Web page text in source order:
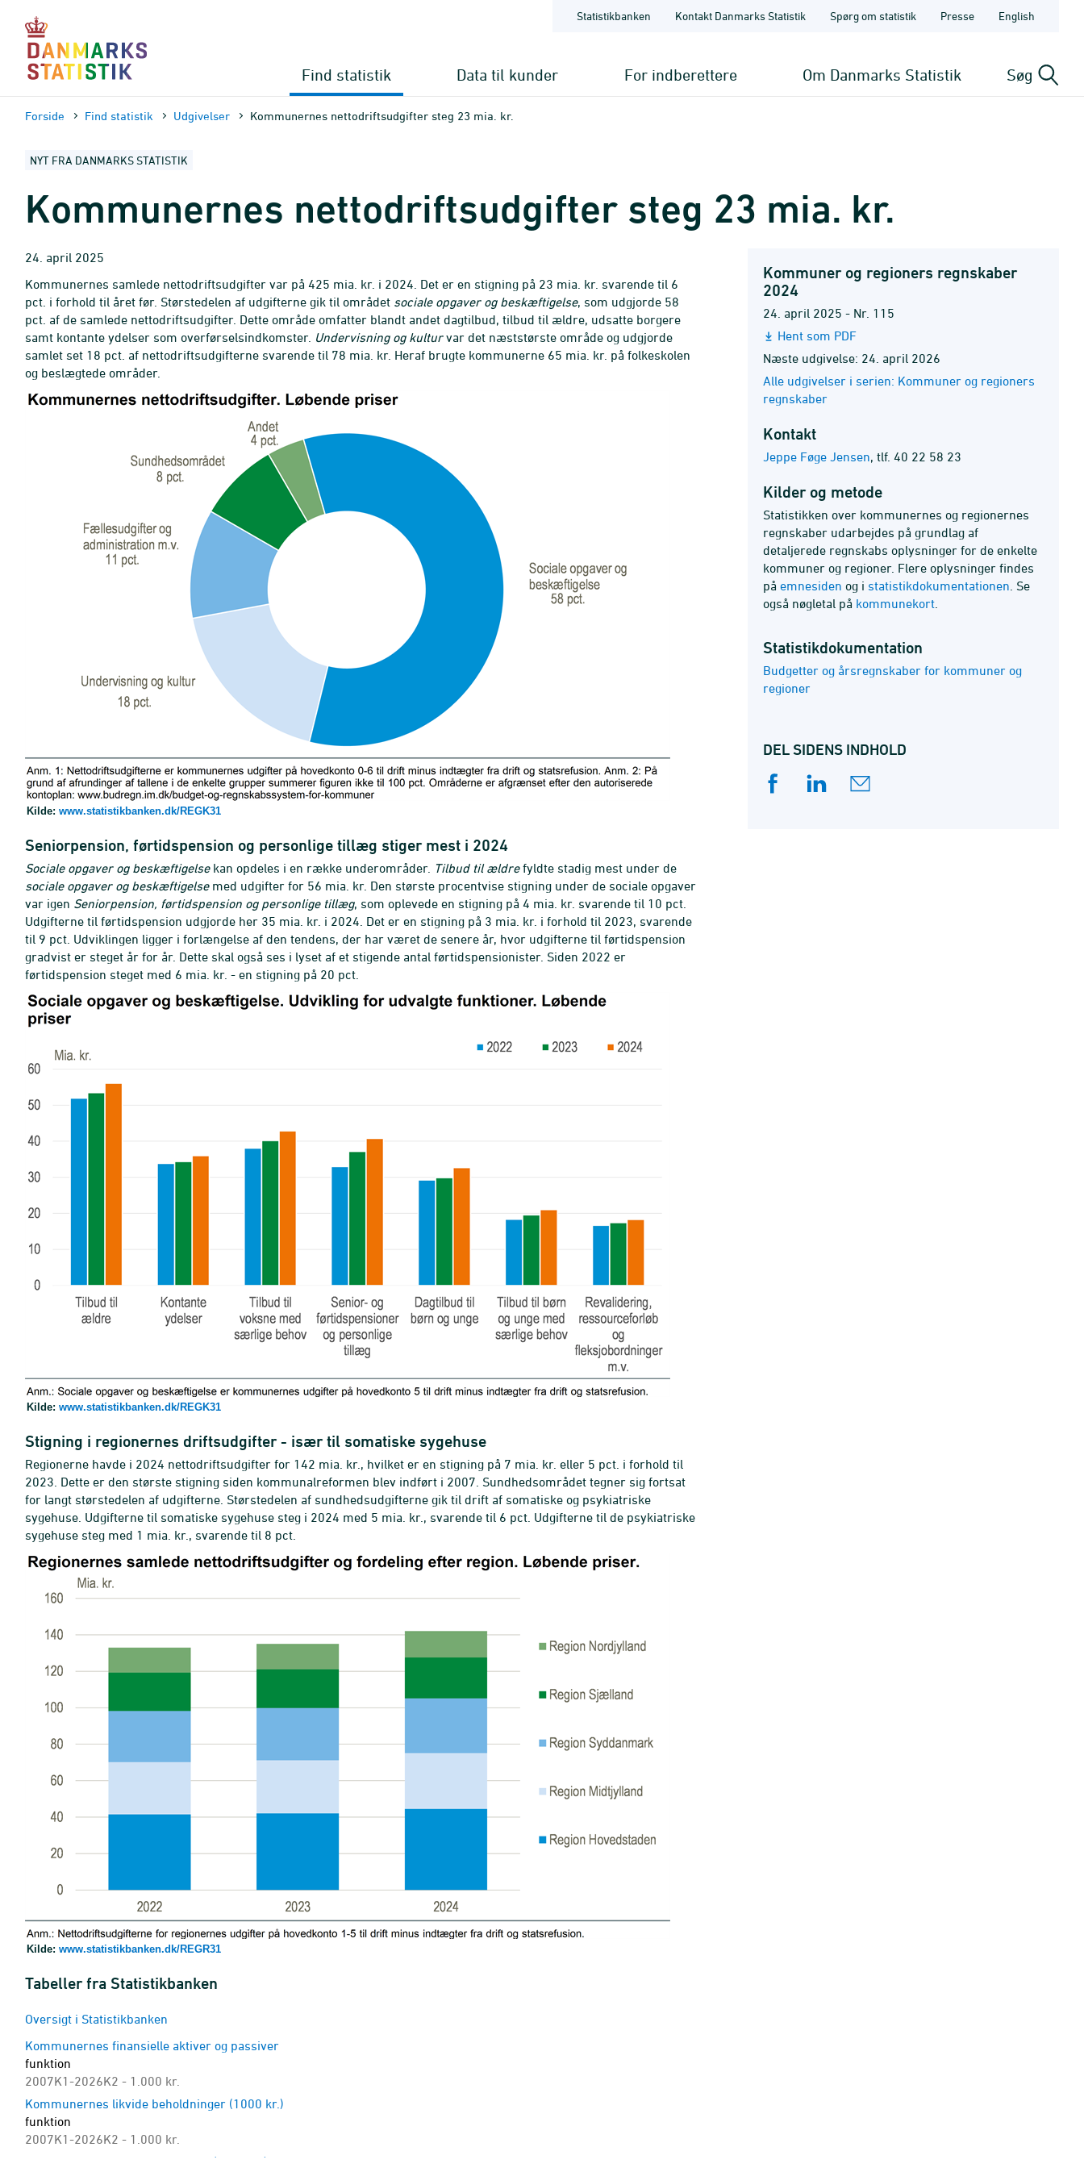
sidens
indhold
Statistikbanken Kontakt Danmarks Statistik Spørg om statistik Presse English
Find statistik Data til kunder For indberettere Om Danmarks Statistik Søg
Forside Find statistik Udgivelser Kommunernes nettodriftsudgifter steg 23 mia. kr.
NYT FRA DANMARKS STATISTIK
Kommunernes nettodriftsudgifter steg 23 mia. kr.
24. april 2025
Kommunernes samlede nettodriftsudgifter var på 425 mia. kr. i 2024. Det er en stigning på 23 mia. kr. svarende til 6
pct. i forhold til året før. Størstedelen af udgifterne gik til området sociale opgaver og beskæftigelse, som udgjorde 58
pct. af de samlede nettodriftsudgifter. Dette område omfatter blandt andet dagtilbud, tilbud til ældre, udsatte borgere
samt kontante ydelser som overførselsindkomster. Undervisning og kulturvar det næststørste område og udgjorde
samlet set 18 pct. af nettodriftsudgifterne svarende til 78 mia. kr. Heraf brugte kommunerne 65 mia. kr. på folkeskolen
og beslægtede områder.
Kilde: www.statistikbanken.dk/REGK31
Seniorpension, førtidspension og personlige tillæg stiger mest i 2024
Sociale opgaver og beskæftigelsekan opdeles i en række underområder. Tilbud til ældrefyldte stadig mest under de
sociale opgaver og beskæftigelsemed udgifter for 56 mia. kr. Den største procentvise stigning under de sociale opgaver
var igen Seniorpension, førtidspension og personlige tillæg, som oplevede en stigning på 4 mia. kr. svarende til 10 pct.
Udgifterne til førtidspension udgjorde her 35 mia. kr. i 2024. Det er en stigning på 3 mia. kr. i forhold til 2023, svarende
til 9 pct. Udviklingen ligger i forlængelse af den tendens, der har været de senere år, hvor udgifterne til førtidspension
gradvist er steget år for år. Dette skal også ses i lyset af et stigende antal førtidspensionister. Siden 2022 er
førtidspension steget med 6 mia. kr. - en stigning på 20 pct.
Kilde: www.statistikbanken.dk/REGK31
Stigning i regionernes driftsudgifter - især til somatiske sygehuse
Regionerne havde i 2024 nettodriftsudgifter for 142 mia. kr., hvilket er en stigning på 7 mia. kr. eller 5 pct. i forhold til
2023. Dette er den største stigning siden kommunalreformen blev indført i 2007. Sundhedsområdet tegner sig fortsat
for langt størstedelen af udgifterne. Størstedelen af sundhedsudgifterne gik til drift af somatiske og psykiatriske
sygehuse. Udgifterne til somatiske sygehuse steg i 2024 med 5 mia. kr., svarende til 6 pct. Udgifterne til de psykiatriske
sygehuse steg med 1 mia. kr., svarende til 8 pct.
Kilde: www.statistikbanken.dk/REGR31
Kommuner og regioners regnskaber
2024
24. april 2025 - Nr. 115
Hent som PDF
Næste udgivelse: 24. april 2026
Alle udgivelser i serien: Kommuner og regioners
regnskaber
Kontakt
Jeppe Føge Jensen, tlf. 40 22 58 23
Kilder og metode
Statistikken over kommunernes og regionernes
regnskaber udarbejdes på grundlag af
detaljerede regnskabs oplysninger for de enkelte
kommuner og regioner. Flere oplysninger findes
på emnesiden og i statistikdokumentationen . Se
også nøgletal på kommunekort
Statistik­dokumentation
Budgetter og årsregnskaber for kommuner og
regioner
DEL SIDENS INDHOLD
Tabeller fra Statistikbanken
Oversigt i Statistikbanken
Kommunernes finansielle aktiver og passiver
funktion
2007K1-2026K2 - 1.000 kr.
Kommunernes likvide beholdninger (1000 kr.)
funktion
2007K1-2026K2 - 1.000 kr.
Kommunernes langfristede gæld (1000 kr.)